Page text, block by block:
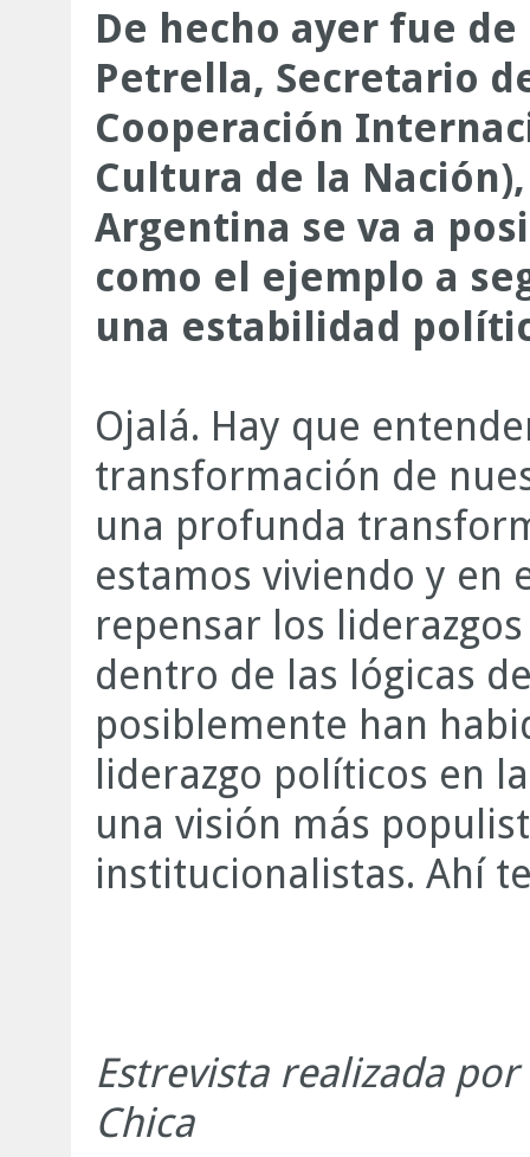
De hecho ayer fue
Petrella, Secretario
Cooperación
Cultura de la
Argentina se va a
como el ejemplo a
una estabilidad
Ojalá. Hay que
transformación de
una profunda
estamos viviendo y en
repensar los
dentro de las lógicas
posiblemente han
liderazgo políticos en
una visión más
institucionalistas. Ahí
Estrevista realizada
Chica